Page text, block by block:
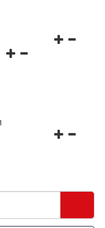
Navigationsmenü